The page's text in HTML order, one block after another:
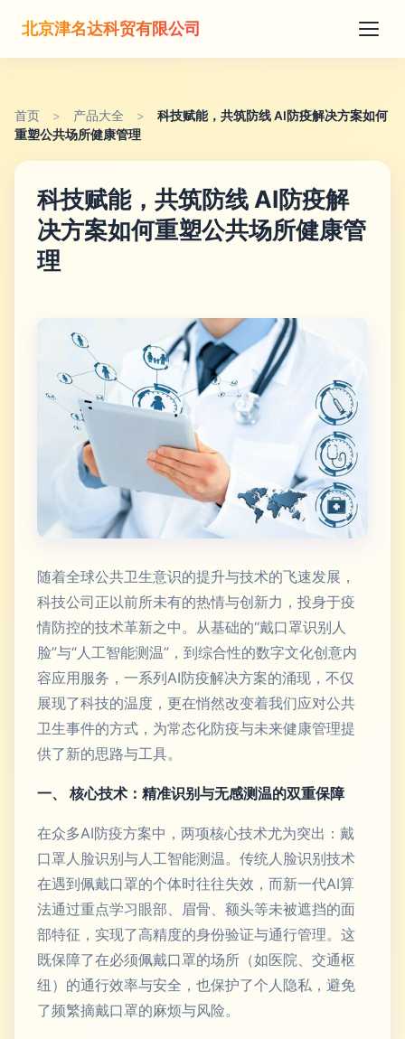
北京津名达科贸有限公司
首页 > 产品大全 >
科技赋能，共筑防线 AI防疫解决方案如何
重塑公共场所健康管理
科技赋能，共筑防线 AI防疫解
决方案如何重塑公共场所健康管
理
随着全球公共卫生意识的提升与技术的飞速发展，
科技公司正以前所未有的热情与创新力，投身于疫
情防控的技术革新之中。从基础的“戴口罩识别人
脸”与“人工智能测温”，到综合性的数字文化创意内
容应用服务，一系列AI防疫解决方案的涌现，不仅
展现了科技的温度，更在悄然改变着我们应对公共
卫生事件的方式，为常态化防疫与未来健康管理提
供了新的思路与工具。
一、 核心技术：精准识别与无感测温的双重保障
在众多AI防疫方案中，两项核心技术尤为突出：戴
口罩人脸识别与人工智能测温。传统人脸识别技术
在遇到佩戴口罩的个体时往往失效，而新一代AI算
法通过重点学习眼部、眉骨、额头等未被遮挡的面
部特征，实现了高精度的身份验证与通行管理。这
既保障了在必须佩戴口罩的场所（如医院、交通枢
纽）的通行效率与安全，也保护了个人隐私，避免
了频繁摘戴口罩的麻烦与风险。